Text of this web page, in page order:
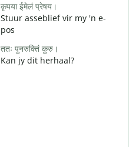
कृपया ईमेलं प्रेषय।
Stuur asseblief vir my 'n e-
pos
ततः पुनरुक्तिं कुरु।
Kan jy dit herhaal?